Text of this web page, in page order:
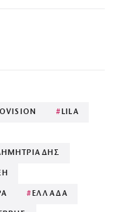
# LILA
# ΕΛΛΑΔΑ